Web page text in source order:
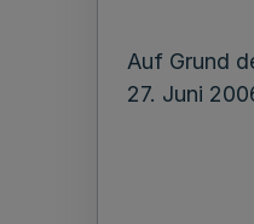
Auf Grund
27. Juni